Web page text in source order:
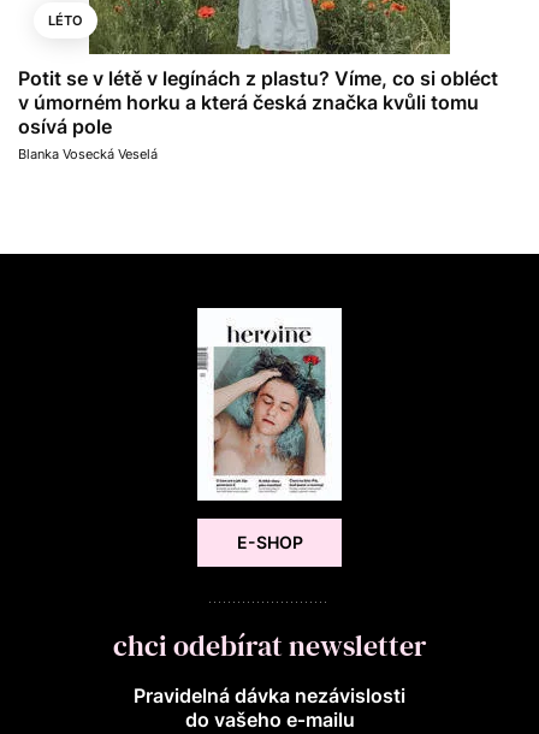
LÉTO
Potit se v létě v legínách z plastu? Víme, co si obléct
v úmorném horku a která česká značka kvůli tomu
osívá pole
Blanka Vosecká Veselá
E-SHOP
chci odebírat newsletter
Pravidelná dávka nezávislosti
do vašeho e‑mailu